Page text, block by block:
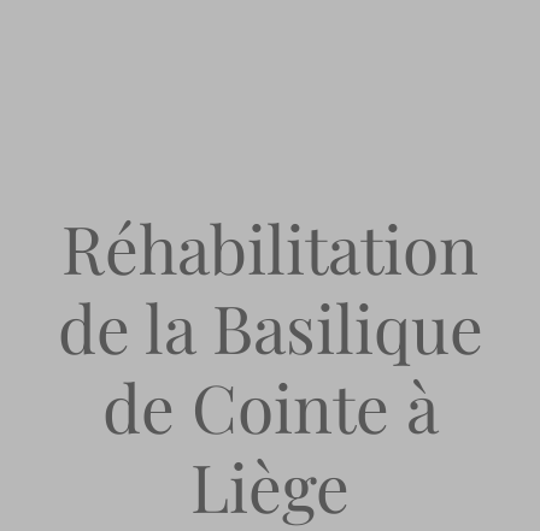
Réhabilitation
de la Basilique
de Cointe à
Liège